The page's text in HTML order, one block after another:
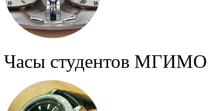
Часы студентов МГИМО